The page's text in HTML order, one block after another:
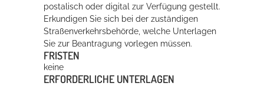
postalisch oder digital zur Verfügung gestellt.
Erkundigen Sie sich bei der zuständigen
Straßenverkehrsbehörde, welche Unterlagen
Sie zur Beantragung vorlegen müssen.
FRISTEN
keine
ERFORDERLICHE UNTERLAGEN